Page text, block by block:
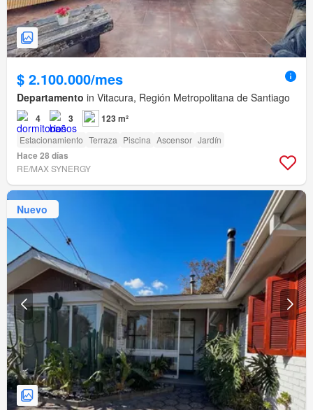
$ 2.100.000/mes
Departamento in Vitacura, Región Metropolitana de Santiago
4 3 123 m²
Estacionamiento Terraza Piscina Ascensor Jardín
Hace 28 días
RE/MAX SYNERGY
Nuevo